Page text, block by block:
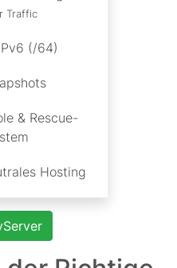
Traffic
(/64)
& Rescue-
Hosting